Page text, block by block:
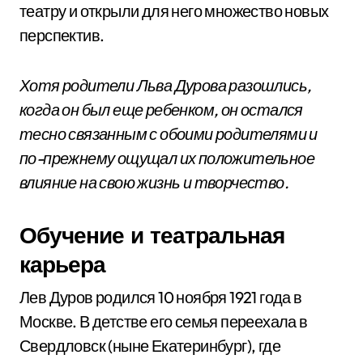
театру и открыли для него множество новых
перспектив.
Хотя родители Льва Дурова разошлись,
когда он был еще ребенком, он остался
тесно связанным с обоими родителями и
по-прежнему ощущал их положительное
влияние на свою жизнь и творчество.
Обучение и театральная
карьера
Лев Дуров родился 10 ноября 1921 года в
Москве. В детстве его семья переехала в
Свердловск (ныне Екатеринбург), где